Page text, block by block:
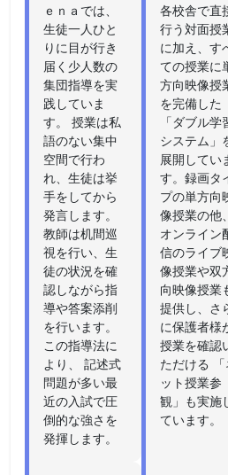
ｅｎａでは、
生徒一人ひと
りに目が行き
届く少人数の
集団指導を実
践していま
す。 授業は私
語のない集中
空間で行わ
れ、生徒は挙
手をしてから
発言します。
教師は机間巡
視を行い、生
徒の状況を確
認しながら指
導や答案添削
を行います。
この指導法に
より、 記述式
問題が多い最
近の入試で圧
倒的な強さを
発揮します。
各校舎で直
行う対面授
に加え、す
ての授業に
方向映像授
を完備した
「ダブル学
システム」
展開してい
す。録画タ
プの単方向
像授業の他、
オンライン
信のライブ
像授業や双
向映像授業
提供し、さ
に保護者様
授業を確認
ただける 「
ット授業参
観」も実施
ています。